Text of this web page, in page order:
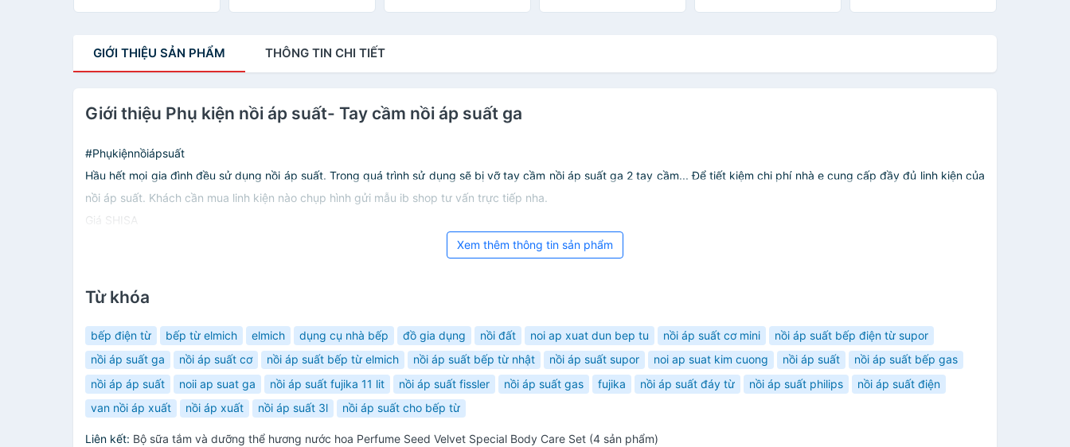
SHD1756
PCB-5751 chính hãng
HOME KL788 KH788S
GIỚI THIỆU SẢN PHẨM THÔNG TIN CHI TIẾT
Giới thiệu Phụ kiện nồi áp suất- Tay cầm nồi áp suất ga
#Phụkiệnnồiápsuất
Hầu hết mọi gia đình đều sử dụng nồi áp suất. Trong quá trình sử dụng sẽ bị vỡ tay cầm nồi áp suất ga 2 tay cầm... Để tiết kiệm chi phí nhà e cung cấp đầy đủ linh kiện của
nồi áp suất. Khách cần mua linh kiện nào chụp hình gửi mẫu ib shop tư vấn trực tiếp nha.
Giá SHISA
Xem thêm thông tin sản phẩm
Từ khóa
bếp điện từ bếp từ elmich elmich dụng cụ nhà bếp đồ gia dụng nồi đất noi ap xuat dun bep tu nồi áp suất cơ mini
nồi áp suất bếp điện từ supor
nồi áp suất ga
nồi áp suất cơ nồi áp suất bếp từ elmich nồi áp suất bếp từ nhật nồi áp suất supor noi ap suat kim cuong nồi áp suất
nồi áp suất bếp gas
nồi áp áp suất
noii ap suat ga nồi áp suất fujika 11 lit nồi áp suất fissler nồi áp suất gas fujika nồi áp suất đáy từ nồi áp suất philips
nồi áp suất điện
van nồi áp xuất
nồi áp xuất nồi áp suất 3l nồi áp suất cho bếp từ
Liên kết: Bộ sữa tắm và dưỡng thể hương nước hoa Perfume Seed Velvet Special Body Care Set (4 sản phẩm)